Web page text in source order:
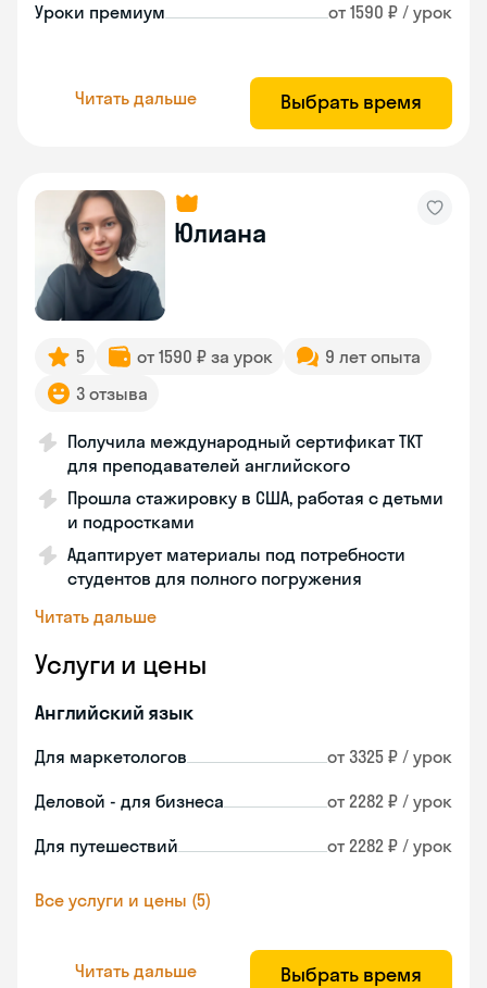
Уроки премиум от 1590 ₽ / урок
Читать дальше Выбрать время
Юлиана
5 от 1590 ₽ за урок
9 лет опыта
3 отзыва
Получила международный сертификат TKT
для преподавателей английского
Прошла стажировку в США, работая с детьми
и подростками
Адаптирует материалы под потребности
студентов для полного погружения
Читать дальше
Услуги и цены
Английский язык
Для маркетологов от 3325 ₽ / урок
Деловой - для бизнеса от 2282 ₽ / урок
Для путешествий от 2282 ₽ / урок
Все услуги и цены (5)
Читать дальше Выбрать время